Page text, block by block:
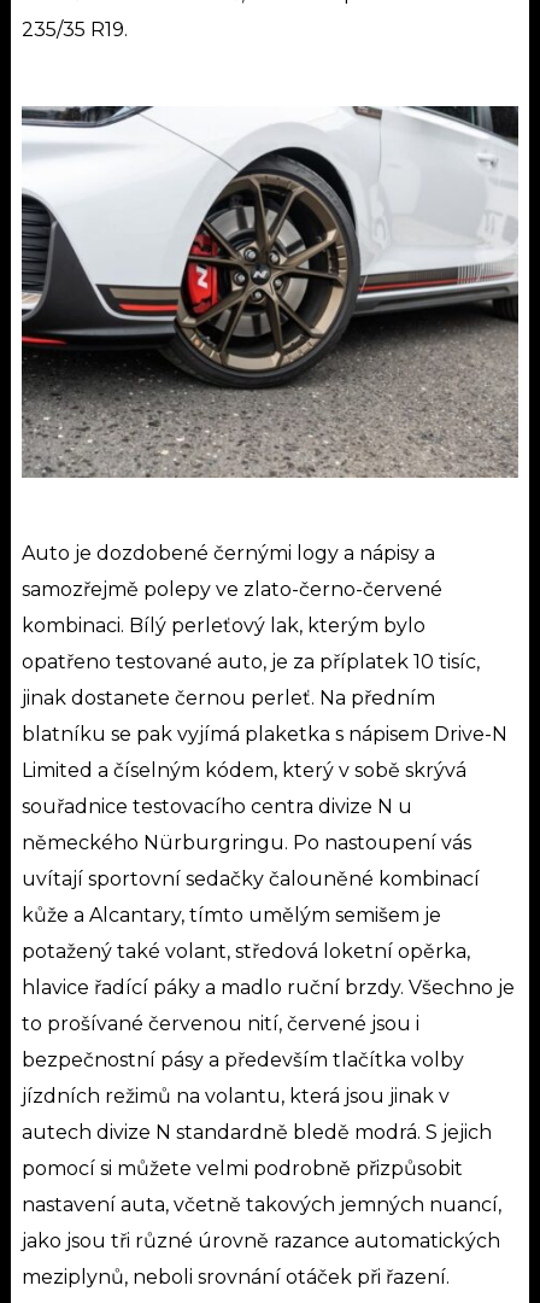
235/35 R19.
Auto je dozdobené černými logy a nápisy a
samozřejmě polepy ve zlato-černo-červené
kombinaci. Bílý perleťový lak, kterým bylo
opatřeno testované auto, je za příplatek 10 tisíc,
jinak dostanete černou perleť. Na předním
blatníku se pak vyjímá plaketka s nápisem Drive-N
Limited a číselným kódem, který v sobě skrývá
souřadnice testovacího centra divize N u
německého Nürburgringu. Po nastoupení vás
uvítají sportovní sedačky čalouněné kombinací
kůže a Alcantary, tímto umělým semišem je
potažený také volant, středová loketní opěrka,
hlavice řadící páky a madlo ruční brzdy. Všechno je
to prošívané červenou nití, červené jsou i
bezpečnostní pásy a především tlačítka volby
jízdních režimů na volantu, která jsou jinak v
autech divize N standardně bledě modrá. S jejich
pomocí si můžete velmi podrobně přizpůsobit
nastavení auta, včetně takových jemných nuancí,
jako jsou tři různé úrovně razance automatických
meziplynů, neboli srovnání otáček při řazení.